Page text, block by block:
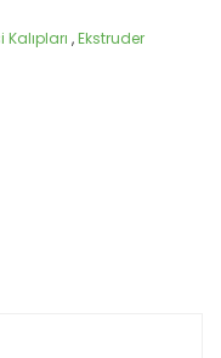
,Ekstruder